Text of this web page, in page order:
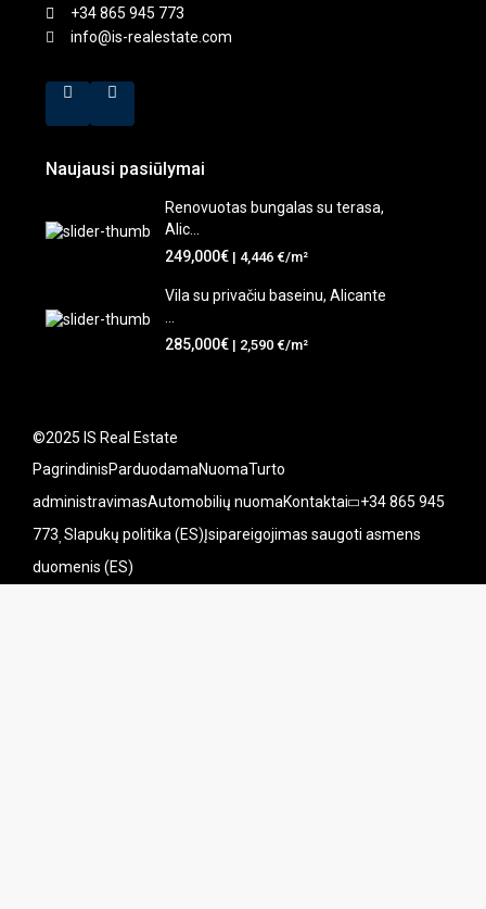
+34 865 945 773
info@is-realestate.com
Naujausi pasiūlymai
Renovuotas bungalas su terasa,
Alic...
249,000€ | 4,446 €/m²
Vila su privačiu baseinu, Alicante
285,000€ | 2,590 €/m²
©2025 IS Real Estate
PagrindinisParduodamaNuomaTurto
administravimasAutomobilių nuomaKontaktai +34 865 945
773 Slapukų politika (ES)Įsipareigojimas saugoti asmens
duomenis (ES)